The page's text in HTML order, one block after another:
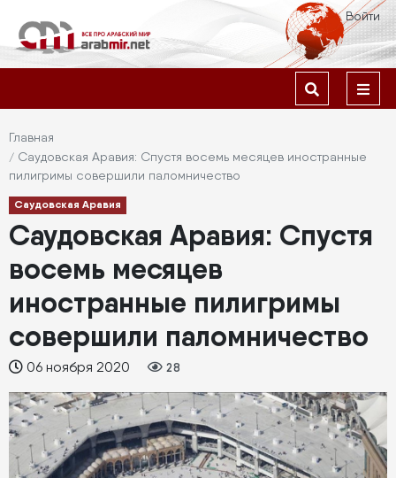
основному
содержанию
Меню
учётной
пользователя
Войти
навигация
Строка
навигации
Главная
Саудовская Аравия: Спустя восемь месяцев иностранные
пилигримы совершили паломничество
Саудовская Аравия
Саудовская Аравия: Спустя
восемь месяцев
иностранные пилигримы
совершили паломничество
06 ноября 2020 28